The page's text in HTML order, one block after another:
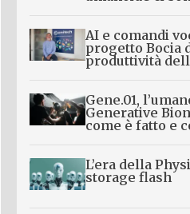
AI e comandi
progetto Bocia
produttività
Gene.01,
Generative
come è fatto e
L’era della
storage flash